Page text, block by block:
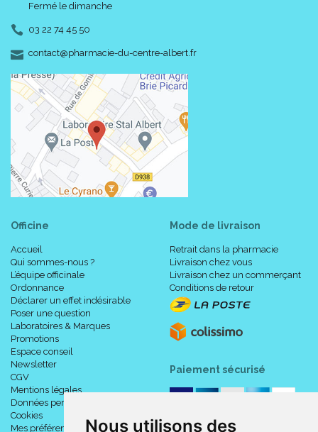
Nous utilisons des
Fermé le dimanche
03 22 74 45 50
contact-
@-
pharmacie-du-centre-albert.fr
Officine
Accueil
Qui sommes-nous ?
L’équipe officinale
Ordonnance
Déclarer un effet indésirable
Poser une question
Laboratoires & Marques
Promotions
Espace conseil
Newsletter
CGV
Mentions légales
Données personnelles
Cookies
Mes préférences Cookies
Mode de livraison
Retrait dans la pharmacie
Livraison chez vous
Livraison chez un commerçant
Conditions de retour
Paiement sécurisé